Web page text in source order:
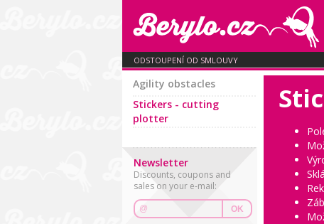
ODSTOUPENÍ OD SMLOUVY
Agility obstacles
Stickers - cutting
plotter
Newsletter
Discounts, coupons and
sales on your e-mail:
OK